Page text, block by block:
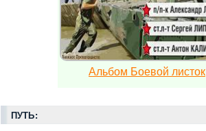
Альбом Боевой листок
ПУТЬ: